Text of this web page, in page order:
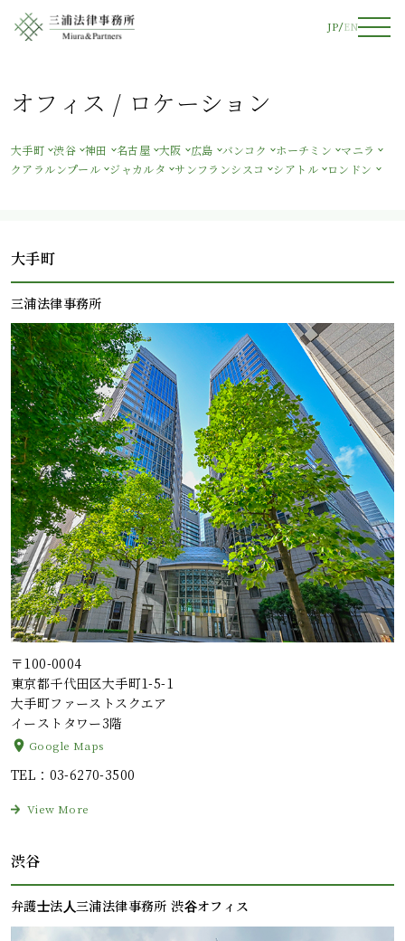
JP EN
オフィス / ロケーション
大手町 渋谷 神田 名古屋 大阪 広島 バンコク ホーチミン
マニラ
クアラルンプール
ジャカルタ サンフランシスコ シアトル ロンドン
大手町
三浦法律事務所
〒100-0004
東京都千代田区大手町1-5-1
大手町ファーストスクエア
イーストタワー3階
Google Maps
TEL ：03-6270-3500
View More
渋谷
弁護⼠法⼈三浦法律事務所 渋⾕オフィス